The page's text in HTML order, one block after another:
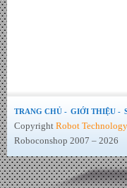
Tấm Pin mặt trời 370W
PERC chính hãng JA
Đơn giá : LiÃªn há»‡
TRANG CHỦ - GIỚI THIỆU -
Copyright Robot
Roboconshop 2007 – 2026